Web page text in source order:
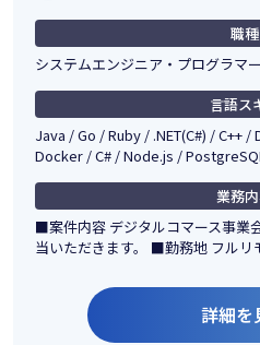
職種
システムエンジニア・プログラマー
言語ス
Java / Go / Ruby / .NET(C#) / C++
Docker / C# / Node.js / PostgreSQL
業務
■案件内容 デジタルコマース事業
当いただきます。 ■勤務地 フル
詳細を